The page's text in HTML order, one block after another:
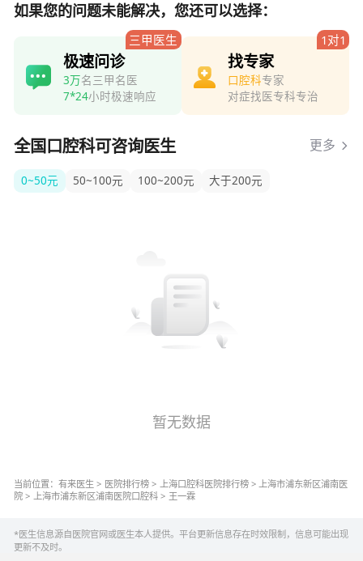
如果您的问题未能解决，您还可以选择：
三甲医生
极速问诊
3万名三甲名医
7*24小时极速响应
1对1
找专家
口腔科专家
对症找医专科专治
全国口腔科可咨询医生 更多
0~50元 50~100元 100~200元 大于200元
暂无数据
当前位置： 有来医生 > 医院排行榜 > 上海口腔科医院排行榜 > 上海市浦东新区浦南医
院 > 上海市浦东新区浦南医院口腔科 > 王一霖
*医生信息源自医院官网或医生本人提供。平台更新信息存在时效限制，信息可能出现
更新不及时。